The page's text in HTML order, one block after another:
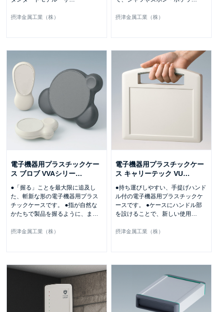
摂津金属工業（株） 摂津金属工業（株）
電子機器用プラスチックケー
ス ブロブ VVAシリー…
●「握る」ことを最大限に追及し
た、斬新な形の電子機器用プラス
チックケースです。 ●指が自然な
かたちで製品を握るように、ま …
摂津金属工業（株）
電子機器用プラスチックケー
ス キャリーテック VU…
●持ち運びしやすい、手提げハンド
ル付の電子機器用プラスチックケ
ースです。 ●ケースにハンドル部
を設けることで、新しい使用 …
摂津金属工業（株）